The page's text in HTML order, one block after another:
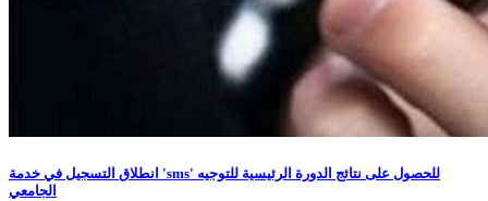
انطلاق التسجيل في خدمة 'sms' للحصول على نتائج الدورة الرئيسية للتوجيه
الجامعي